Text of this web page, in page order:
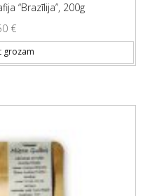
“Brazīlija”, 200g
€
grozam